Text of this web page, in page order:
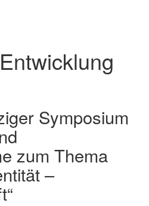
Symposium
zum Thema
–